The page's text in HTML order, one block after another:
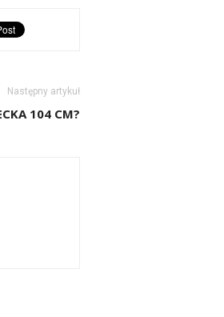
Następny artykuł
104 CM?